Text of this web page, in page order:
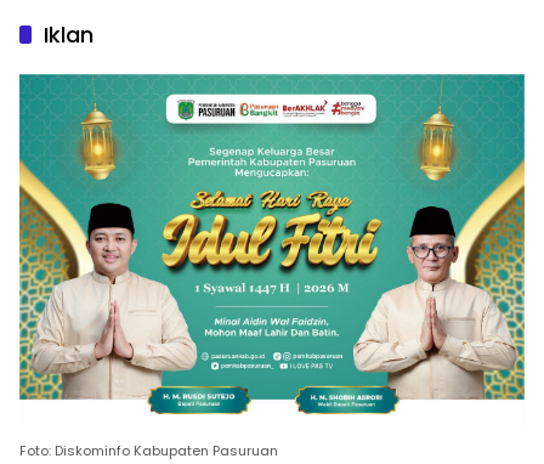
Iklan
Foto: Diskominfo Kabupaten Pasuruan